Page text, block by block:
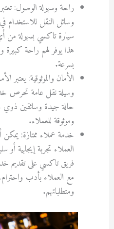
راحة وسهولة الوصول:
وسائل النقل للاستخدام
سيارة تاكسي بسهولة
هذا يوفر لهم راحة
بسرعة.
الأمان والموثوقية: يعتبر
وسيلة نقل عامة تحرص
حالة جيدة وسائقين ذوي
وموثوقة للعملاء.
خدمة عملاء ممتازة:
العملاء تجربة إيجابية
فريق تاكسي على تقديم
مع العملاء بأدب
ومتطلباتهم.